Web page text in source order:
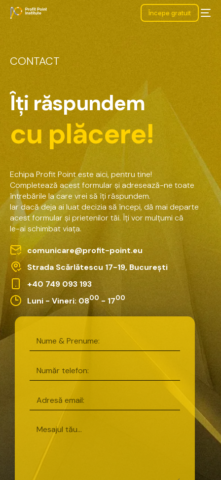
Începe gratuit
CONTACT
Îți răspundem
cu plăcere!
Echipa ProfitPointeste aici, pentru tine!
Completează acestformularși adresează-ne toate
întrebările lacare vrei să îți răspundem.
Iardacădeja ai luatdecizia să începi, dă mai departe
acestformularși prietenilortăi. Îți vormulțumi că
le-ai schimbatviața.
comunicare@profit-point.eu
Strada Scărlătescu 17-19, București
+40 749 093 193
Luni - Vineri: 0800 - 1700